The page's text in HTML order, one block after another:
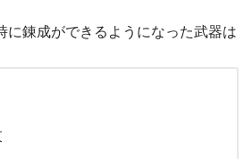
に錬成ができるようになった武器は